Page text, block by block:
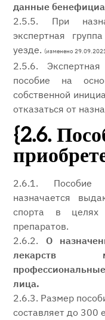
данные
2.5.5. При
экспертная
уезде. (изменено
2.5.6.
пособие на
собственной
отказаться от
{2.6.
2.6.1. Пособие
назначается
спорта в целях
препаратов.
2.6.2. О
лекарств
лица.
2.6.3. Размер
составляет до 300